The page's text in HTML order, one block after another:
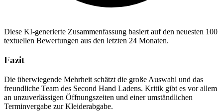
Diese KI-generierte Zusammenfassung basiert auf den neuesten 100
textuellen Bewertungen aus den letzten 24 Monaten.
Fazit
Die überwiegende Mehrheit schätzt die große Auswahl und das
freundliche Team des Second Hand Ladens. Kritik gibt es vor allem
an unzuverlässigen Öffnungszeiten und einer umständlichen
Terminvergabe zur Kleiderabgabe.